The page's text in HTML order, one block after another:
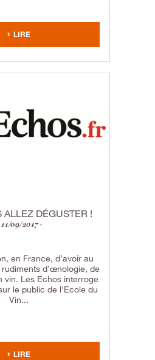
LIRE
ALLEZ DÉGUSTER !
11/09/2017
en France, d’avoir au
d’œnologie, de
vin. Les Echos interroge
le public de l'Ecole du
Vin...
LIRE